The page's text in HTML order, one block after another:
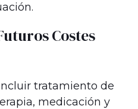
Costes
tratamiento de
medicación y